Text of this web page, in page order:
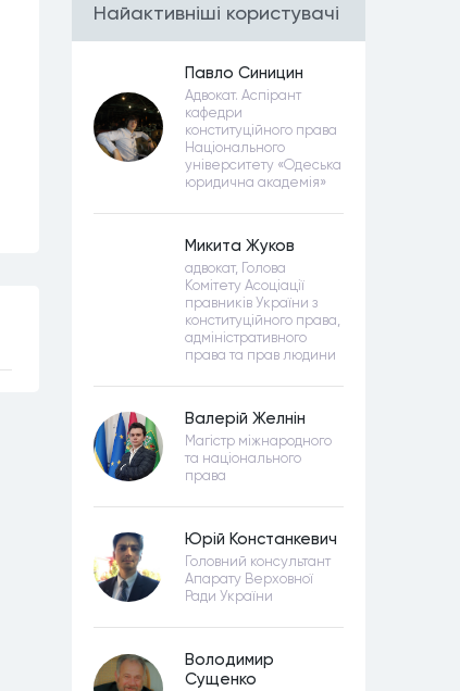
Найактивнiшi користувачi
Павло Синицин
Адвокат. Аспірант
кафедри
конституційного права
Національного
університету «Одеська
юридична академія»
Микита Жуков
адвокат, Голова
Комітету Асоціації
правників України з
конституційного права,
адміністративного
права та прав людини
Валерій Желнін
Магістр міжнародного
та національного
права
Юрій Констанкевич
Головний консультант
Апарату Верховної
Ради України
Володимир
Сущенко